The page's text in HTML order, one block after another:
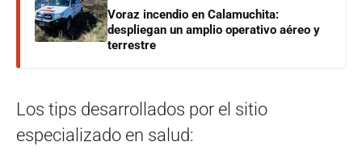
Voraz incendio en Calamuchita:
despliegan un amplio operativo aéreo y
terrestre
Los tips desarrollados por el sitio
especializado en salud: